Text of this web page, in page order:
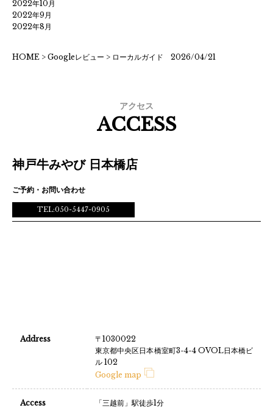
2022年10月
2022年9月
2022年8月
HOME > Googleレビュー > ローカルガイド 2026/04/21
アクセス
ACCESS
神戸牛みやび 日本橋店
ご予約・お問い合わせ
TEL:050-5447-0905
Address
〒1030022
東京都中央区日本橋室町3-4-4 OVOL日本橋ビ
ル 102
Google map
Access 「三越前」駅徒歩1分